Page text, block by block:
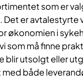
som er
Det er avtalestyrte
økonomien i
som må finne
blir utsolgt eller
både